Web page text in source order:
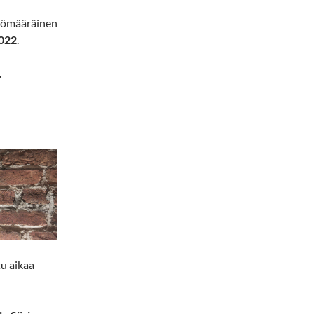
.
aikaa